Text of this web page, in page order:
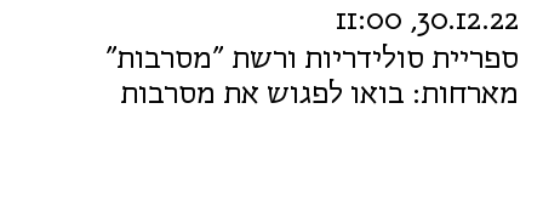
ספריית סולידריות ורשת "מסרבות"
מארחות: בואו לפגוש את מסרבות
30.12.22, 11:00